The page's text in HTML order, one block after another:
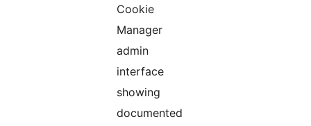
Cookie
Manager
admin
interface
showing
documented